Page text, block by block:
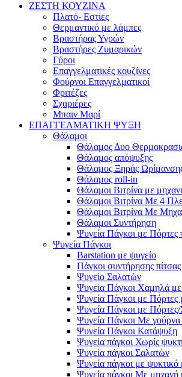
ΖΕΣΤΗ ΚΟΥΖΙΝΑ
Πλατό- Εστίες
Θερμαντικό με λάμπες
Βραστήρας Υγρών
Βραστήρες Ζυμαρικών
Γύροι
Επαγγελματικές κουζίνες
Φούρνοι Επαγγελματικοί
Φριτέζες
Σχαριέρες
Μπαιν Μαρί
ΕΠΑΓΓΕΛΜΑΤΙΚΗ ΨΥΞΗ
Θάλαμοι
Θάλαμος Δυο
Θάλαμος απόψυξης
Θάλαμος Ξηράς
Θάλαμος roll-in
Θάλαμοι Βιτρίνα με
Θάλαμοι Βιτρίνα Με 4
Θάλαμοι Βιτρίνα Με
Θάλαμοι Συντήρηση
Ψυγεία Πάγκοι με Πόρτες
Ψυγεία Πάγκοι
Barstation με ψυγείο
Πάγκοι συντήρησης πίτσας
Ψυγείο Σαλατών
Ψυγεία Πάγκοι Χαμηλά
Ψυγεία Πάγκοι με Πόρτες
Ψυγεία Πάγκοι με
Ψυγεία Πάγκοι Με
Ψυγεία Πάγκοι Κατάψυξη
Ψυγεία πάγκοι Χωρίς
Ψυγεία πάγκοι Σαλατών
Ψυγεία πάγκοι με
Ψυγεία πάγκοι Με μηχανή